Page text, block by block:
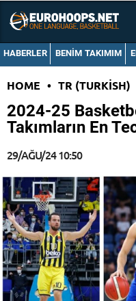
HABERLER BENIM TAKIMIM
HOME • TR (TURKISH)
2024-25
Takımların En
29/AĞU/24 10:50